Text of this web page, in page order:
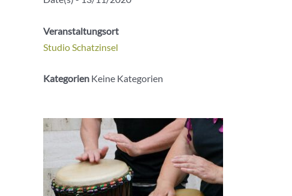
Veranstaltungsort
Studio Schatzinsel
Kategorien Keine Kategorien